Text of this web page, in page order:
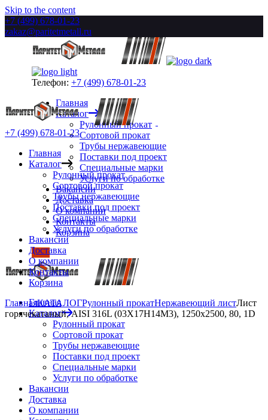
Skip to the content
+7 (499) 678-01-23
zakaz@paritetmetall.ru
Телефон: +7 (499) 678-01-23
Главная
Каталог
Рулонный прокат
Сортовой прокат
Трубы нержавеющие
Поставки под проект
Специальные марки
Услуги по обработке
Вакансии
Доставка
О компании
Контакты
Корзина
Главная
Каталог
Рулонный прокат
Сортовой прокат
Трубы нержавеющие
Поставки под проект
Специальные марки
Услуги по обработке
Вакансии
Доставка
О компании
+7 (499) 678-01-23
Главная
Каталог
Рулонный прокат
Сортовой прокат
Трубы нержавеющие
Поставки под проект
Специальные марки
Услуги по обработке
Вакансии
Доставка
О компании
Контакты
Корзина
ГлавнаяКАТАЛОГРулонный прокатНержавеющий листЛист
горячекатаный, AISI 316L (03Х17Н14М3), 1250х2500, 80, 1D